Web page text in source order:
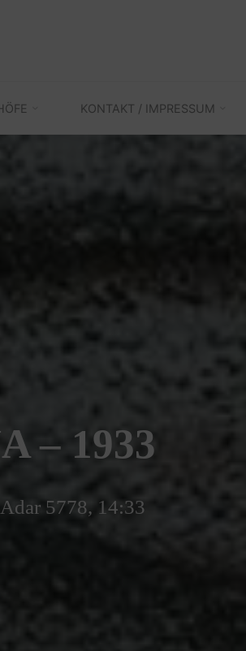
KONTAKT / IMPRESSUM
– 1933
5778, 14:33